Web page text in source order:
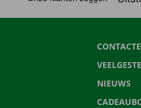
NIEUWS